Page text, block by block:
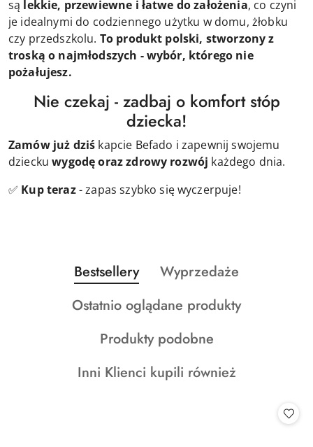
są lekkie, przewiewne i łatwe do założenia, co czyni
je idealnymi do codziennego użytku w domu, żłobku
czy przedszkolu. To produkt polski, stworzony z
troską o najmłodszych - wybór, którego nie
pożałujesz.
Nie czekaj - zadbaj o komfort stóp
dziecka!
Zamów już dziś kapcie Befado i zapewnij swojemu
dzieckuwygodę oraz zdrowy rozwój każdego dnia.
✅ Kup teraz- zapas szybko się wyczerpuje!
Pomiń karuzelę produktów
Produkty
o
statusie:
Bestsellery
Produkty
statusie:
Wyprzedaże
Produkty
statusie:
Ostatnio oglądane produkty
Produkty
statusie:
Produkty podobne
Produkty
Inni Klienci kupili również